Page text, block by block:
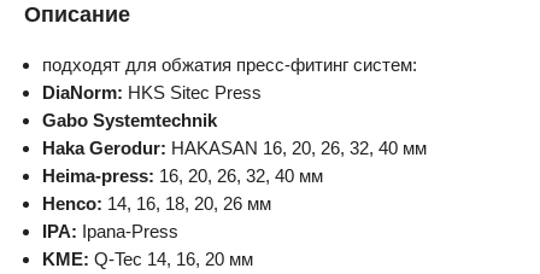
Описание
подходят для обжатия пресс-фитинг систем:
DiaNorm: HKS Sitec Press
Gabo Systemtechnik
Haka Gerodur: HAKASAN 16, 20, 26, 32, 40 мм
Heima-press: 16, 20, 26, 32, 40 мм
Henco: 14, 16, 18, 20, 26 мм
IPA: Ipana-Press
KME: Q-Tec 14, 16, 20 мм